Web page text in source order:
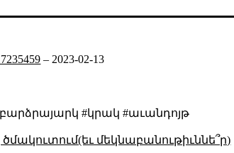
– 2023-02-13
#կրակ #աւանդոյթ
մեկնաբանութիւննե՞ր)